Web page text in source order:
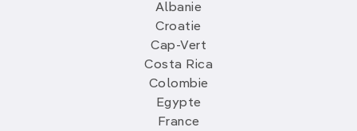
Albanie
Croatie
Cap-Vert
Costa Rica
Colombie
Egypte
France